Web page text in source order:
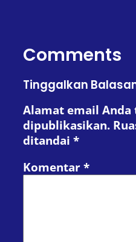
Comments
Tinggalkan
Alamat email Anda
dipublikasikan.
ditandai *
Komentar *